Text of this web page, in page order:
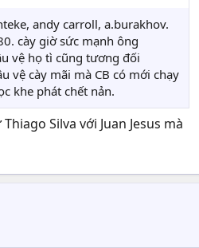
andy carroll, a.burakhov.
cày giờ sức mạnh ông
vệ họ tì cũng tương đối
vệ cày mãi mà CB có mới chạy
khe phát chết nản.
Silva với Juan Jesus mà